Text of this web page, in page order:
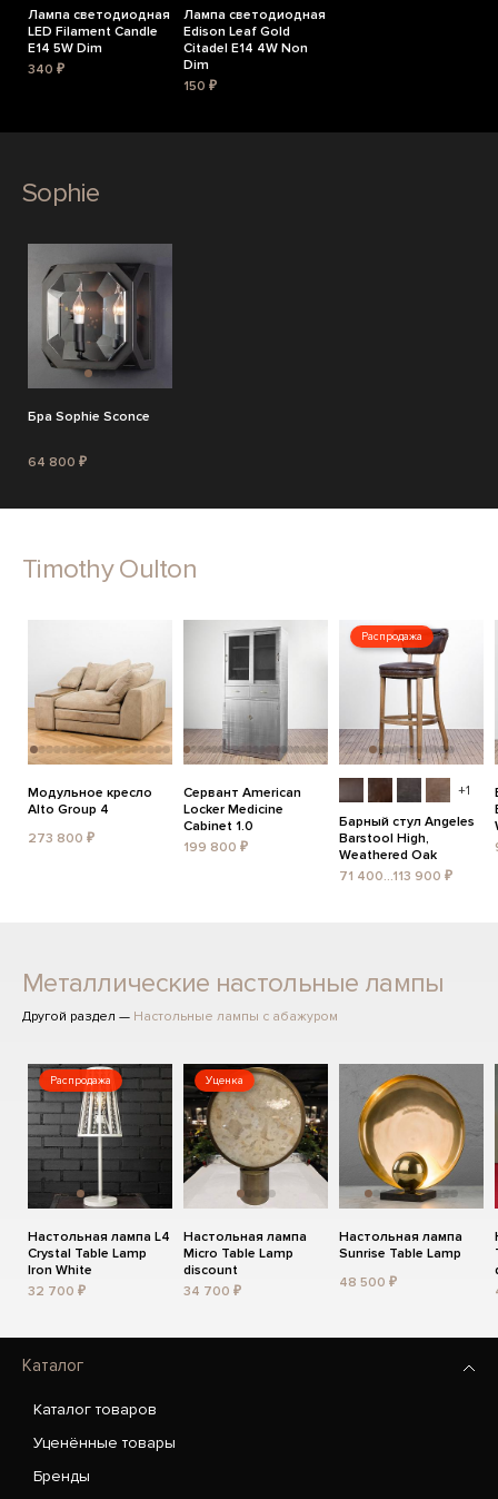
Лампа светодиодная
LED Filament Candle
E14 5W Dim
340 ₽
Лампа светодиодная
Edison Leaf Gold
Citadel E14 4W Non
Dim
150 ₽
Sophie
Бра Sophie Sconce
64 800 ₽
Timothy Oulton
Модульное кресло
Alto Group 4
273 800 ₽
Сервант American
Locker Medicine
Cabinet 1.0
199 800 ₽
Распродажа
+1
Барный стул Angeles
Barstool High,
Weathered Oak
71 400...113 900 ₽
Металлические настольные лампы
Другой раздел — Настольные лампы с абажуром
Распродажа
Настольная лампа L4
Crystal Table Lamp
Iron White
32 700 ₽
Уценка
Настольная лампа
Micro Table Lamp
discount
34 700 ₽
Настольная лампа
Sunrise Table Lamp
48 500 ₽
Каталог
Каталог товаров
Уценённые товары
Бренды